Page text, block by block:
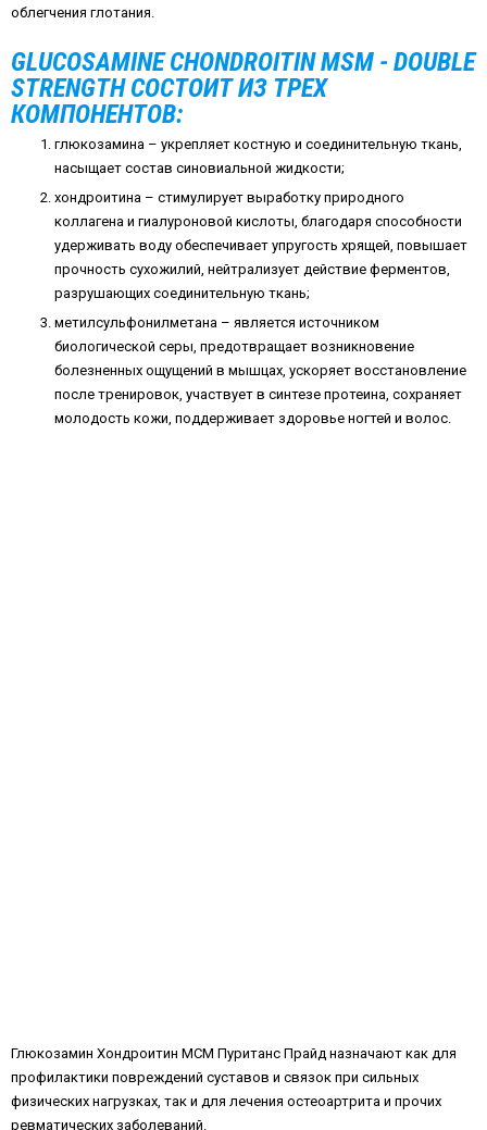
облегчения глотания.
GLUCOSAMINE CHONDROITIN MSM - DOUBLE
STRENGTH СОСТОИТ ИЗ ТРЕХ
КОМПОНЕНТОВ:
глюкозамина – укрепляет костную и соединительную ткань,
насыщает состав синовиальной жидкости;
хондроитина – стимулирует выработку природного
коллагена и гиалуроновой кислоты, благодаря способности
удерживать воду обеспечивает упругость хрящей, повышает
прочность сухожилий, нейтрализует действие ферментов,
разрушающих соединительную ткань;
метилсульфонилметана – является источником
биологической серы, предотвращает возникновение
болезненных ощущений в мышцах, ускоряет восстановление
после тренировок, участвует в синтезе протеина, сохраняет
молодость кожи, поддерживает здоровье ногтей и волос.
Глюкозамин Хондроитин МСМ Пуританс Прайд назначают как для
профилактики повреждений суставов и связок при сильных
физических нагрузках, так и для лечения остеоартрита и прочих
ревматических заболеваний.